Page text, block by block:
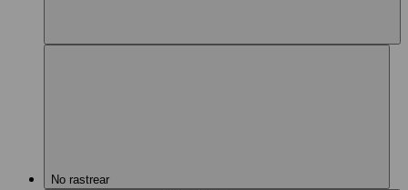
No rastrear